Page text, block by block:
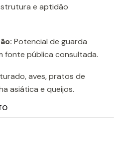
e aptidão
Potencial de guarda
fonte pública consultada.
aves, pratos de
asiática e queijos.